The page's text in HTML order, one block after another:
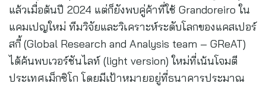
แล้วเมื่อต้นปี 2024 แต่ก็ยังพบคู่ค้าที่ใช้ Grandoreiro ใน
แคมเปญใหม่ ทีมวิจัยและวิเคราะห์ระดับโลกของแคสเปอร์
สกี้ (Global Research and Analysis team – GReAT)
ได้ค้นพบเวอร์ชันไลท์ (light version) ใหม่ที่เน้นโจมตี
ประเทศเม็กซิโก โดยมีเป้าหมายอยู่ที่ธนาคารประมาณ